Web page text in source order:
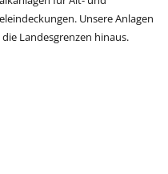
Unsere Anlagen
Landesgrenzen hinaus.